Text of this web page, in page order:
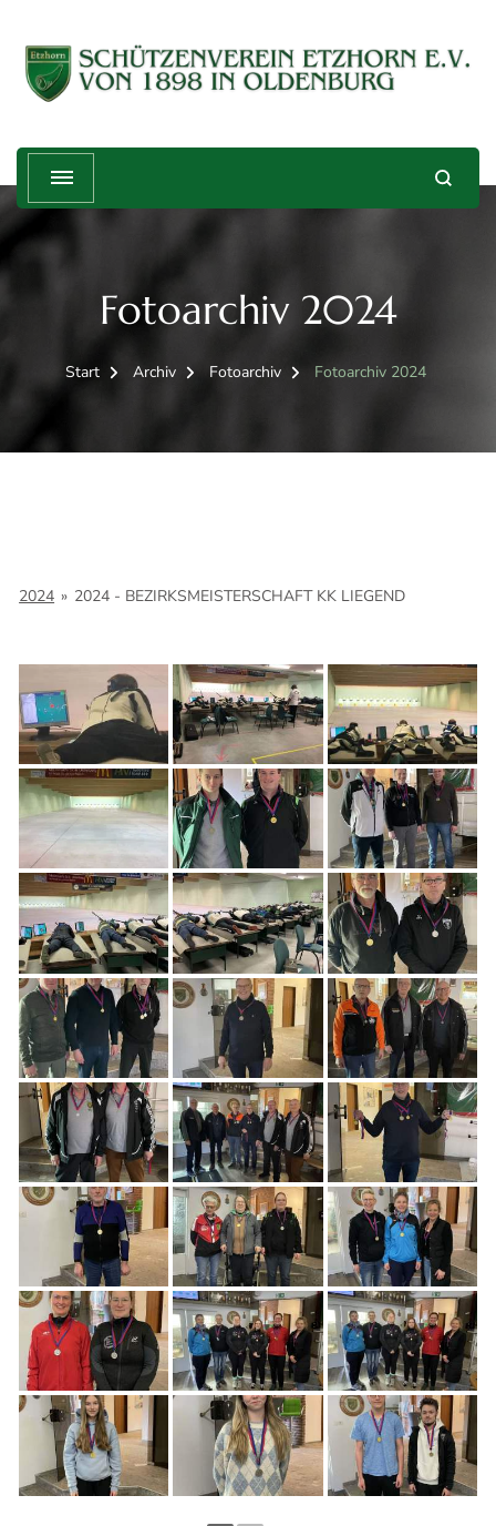
Schützenverein Etzhorn e.V. von
1898
Treffender geht's nicht!
Fotoarchiv 2024
Start Archiv Fotoarchiv Fotoarchiv 2024
2024 » 2024 - BEZIRKSMEISTERSCHAFT KK LIEGEND